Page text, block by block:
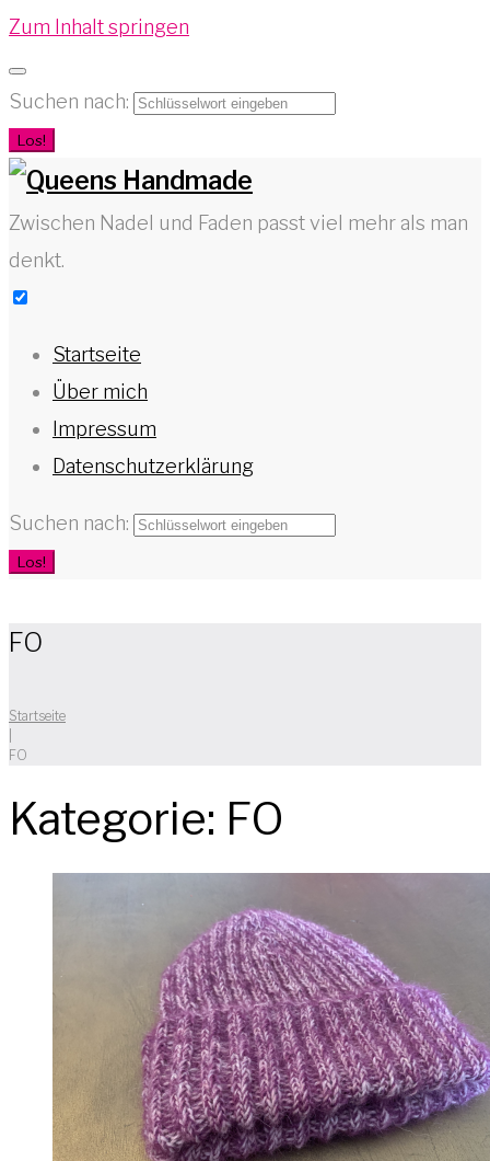
Zum Inhalt springen
Suchen nach:
Los!
Zwischen Nadel und Faden passt viel mehr als man
denkt.
Startseite
Über mich
Impressum
Datenschutzerklärung
Suchen nach:
Los!
FO
Startseite
FO
Kategorie: FO